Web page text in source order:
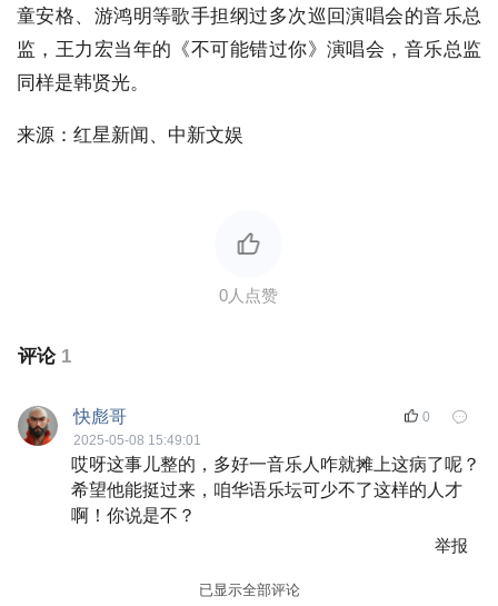
童安格、游鸿明等歌手担纲过多次巡回演唱会的音乐总
监，王力宏当年的《不可能错过你》演唱会，音乐总监
同样是韩贤光。
来源：红星新闻、中新文娱
评论 1
快彪哥
2025-05-08 15:49:01
0
哎呀这事儿整的，多好一音乐人咋就摊上这病了呢？
希望他能挺过来，咱华语乐坛可少不了这样的人才
啊！你说是不？
举报
已显示全部评论